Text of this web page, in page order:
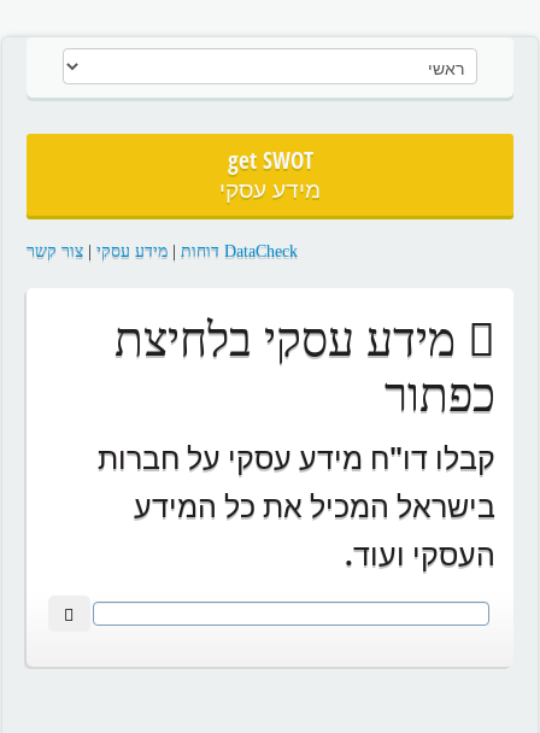
get SWOT
מידע עסקי
DataCheck דוחות | מידע עסקי| צור קשר
מידע עסקי בלחיצת
כפתור
קבלו דו"ח מידע עסקי על חברות
בישראל המכיל את כל המידע
העסקי ועוד.